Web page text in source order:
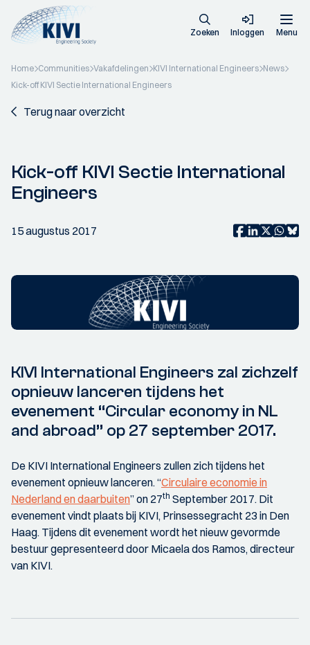
Zoeken Inloggen Menu
Home Communities Vakafdelingen KIVI International Engineers News
Kick-off KIVI Sectie International Engineers
Terug naar overzicht
Kick-off KIVI Sectie International
Engineers
15 augustus 2017
KIVI International Engineers zal zichzelf
opnieuw lanceren tijdens het
evenement “Circular economy in NL
and abroad” op 27 september 2017.
De KIVI International Engineers zullen zich tijdens het
evenement opnieuw lanceren. “Circulaire economie in
Nederland en daarbuiten” on 27th September 2017. Dit
evenement vindt plaats bij KIVI, Prinsessegracht 23 in Den
Haag. Tijdens dit evenement wordt het nieuw gevormde
bestuur gepresenteerd door Micaela dos Ramos, directeur
van KIVI.